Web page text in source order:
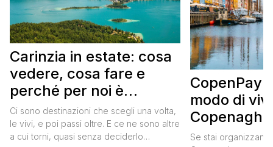
Carinzia in estate: cosa
vedere, cosa fare e
perché per noi è
diventata una
destinazione del cuore
Ci sono destinazioni che scegli una volta,
le vivi, e poi passi oltre. E ce ne sono altre
a cui torni, quasi senza deciderlo
CopenPay:
modo di
meglio e
Se stai